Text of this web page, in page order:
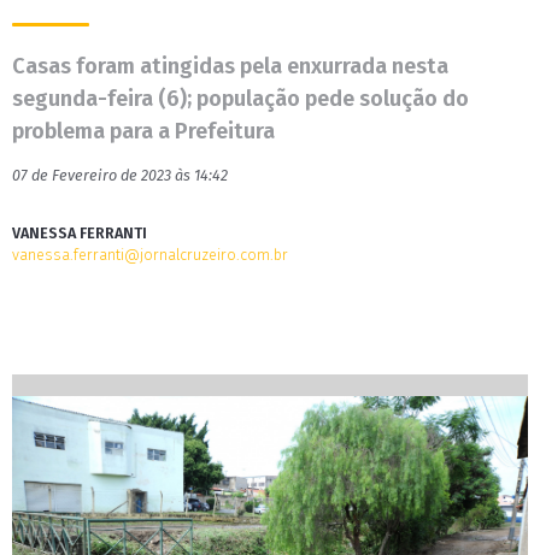
Casas foram atingidas pela enxurrada nesta
segunda-feira (6); população pede solução do
problema para a Prefeitura
07 de Fevereiro de 2023 às 14:42
VANESSA FERRANTI
vanessa.ferranti@jornalcruzeiro.com.br